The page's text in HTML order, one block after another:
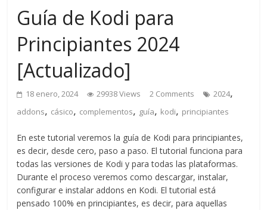
Guía de Kodi para
Principiantes 2024
[Actualizado]
18 enero, 2024 29938 Views 2 Comments 2024,
addons, cásico, complementos, guía, kodi, principiantes
En este tutorial veremos la guía de Kodi para principiantes,
es decir, desde cero, paso a paso. El tutorial funciona para
todas las versiones de Kodi y para todas las plataformas.
Durante el proceso veremos como descargar, instalar,
configurar e instalar addons en Kodi. El tutorial está
pensado 100% en principiantes, es decir, para aquellas